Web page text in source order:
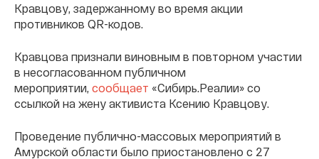
Кравцову, задержанному во время акции
противников QR-кодов.
Кравцова признали виновным в повторном участии
в несогласованном публичном
мероприятии, сообщает «Сибирь.Реалии» со
ссылкой на жену активиста Ксению Кравцову.
Проведение публично-массовых мероприятий в
Амурской области было приостановлено с 27